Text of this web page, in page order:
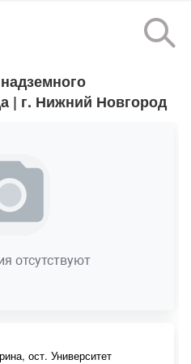
| г. Нижний Новгород
отсутствуют
ост. Университет